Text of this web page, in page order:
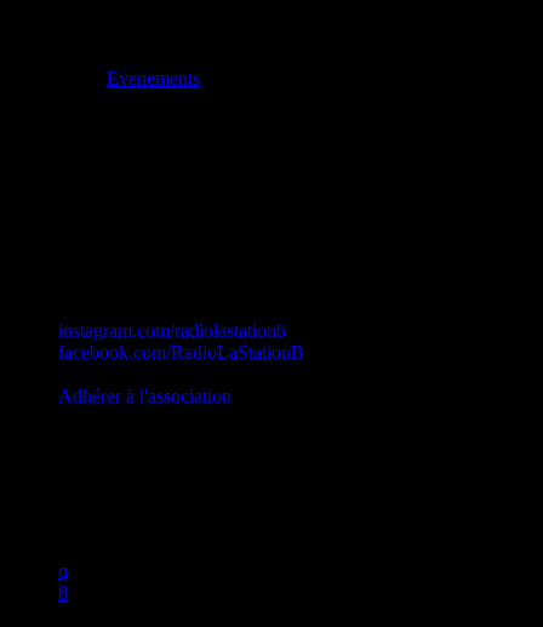
Evenements
instagram.com/radiolastationb
facebook.com/RadioLaStationB
Adhérer à l'association